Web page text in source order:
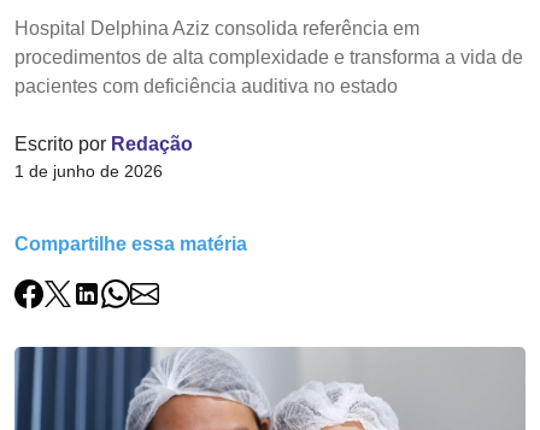
Hospital Delphina Aziz consolida referência em
procedimentos de alta complexidade e transforma a vida de
pacientes com deficiência auditiva no estado
Escrito por Redação
1 de junho de 2026
Compartilhe essa matéria